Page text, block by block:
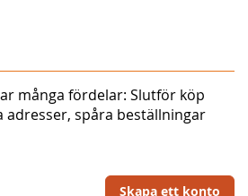
många fördelar: Slutför köp
adresser, spåra beställningar
Skapa ett konto